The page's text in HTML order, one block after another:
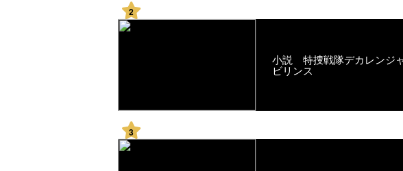
2
小説 特捜戦隊デカレンジ
ビリンス
3